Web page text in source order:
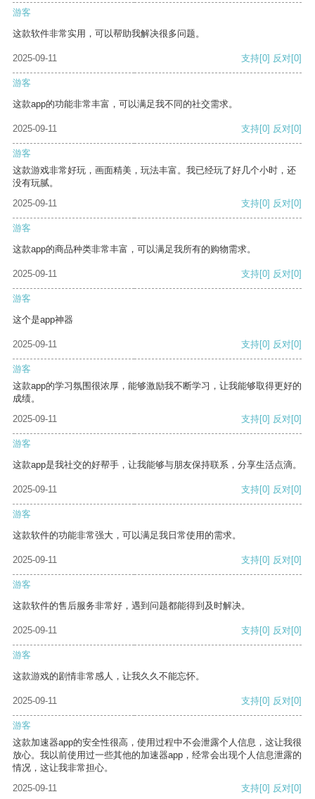
游客
这款软件非常实用，可以帮助我解决很多问题。
2025-09-11 支持[0] 反对[0]
游客
这款app的功能非常丰富，可以满足我不同的社交需求。
2025-09-11 支持[0] 反对[0]
游客
这款游戏非常好玩，画面精美，玩法丰富。我已经玩了好几个小时，还
没有玩腻。
2025-09-11
支持[0] 反对[0]
游客
这款app的商品种类非常丰富，可以满足我所有的购物需求。
2025-09-11 支持[0] 反对[0]
游客
这个是app神器
2025-09-11 支持[0] 反对[0]
游客
这款app的学习氛围很浓厚，能够激励我不断学习，让我能够取得更好的
成绩。
2025-09-11
支持[0] 反对[0]
游客
这款app是我社交的好帮手，让我能够与朋友保持联系，分享生活点滴。
2025-09-11 支持[0] 反对[0]
游客
这款软件的功能非常强大，可以满足我日常使用的需求。
2025-09-11 支持[0] 反对[0]
游客
这款软件的售后服务非常好，遇到问题都能得到及时解决。
2025-09-11 支持[0] 反对[0]
游客
这款游戏的剧情非常感人，让我久久不能忘怀。
2025-09-11 支持[0] 反对[0]
游客
这款加速器app的安全性很高，使用过程中不会泄露个人信息，这让我很
放心。我以前使用过一些其他的加速器app，经常会出现个人信息泄露的
情况，这让我非常担心。
2025-09-11
支持[0] 反对[0]